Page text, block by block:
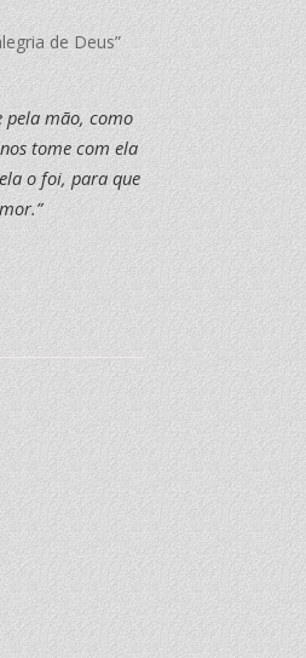
de Deus”
pela mão, como
tome com ela
o foi, para que